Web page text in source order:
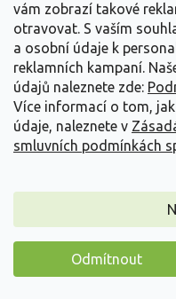
vám zobrazí takové
otravovat. S vaším
a osobní údaje k
reklamních kampaní.
údajů naleznete zde:
Více informací o tom,
údaje, naleznete v
smluvních podmínkách
Odmítnout
Tužebník obecný -
Filipendula hexapetala
Máme